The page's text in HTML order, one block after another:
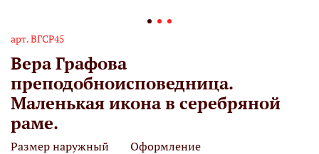
арт.ВГСР45
Вера Графова
преподобноисповедница.
Маленькая икона в серебряной
раме.
Размер наружный Оформление